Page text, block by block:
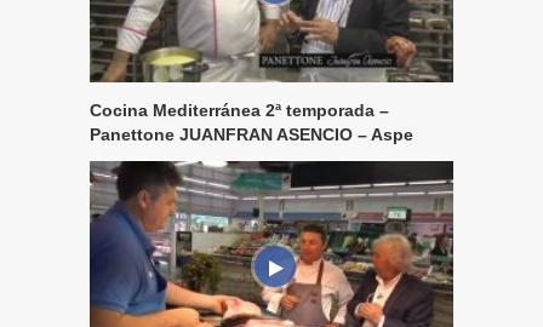
Cocina Mediterránea 2ª temporada –
Panettone JUANFRAN ASENCIO – Aspe